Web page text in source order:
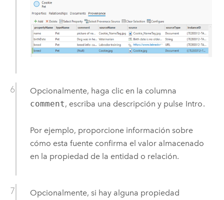
Opcionalmente, haga clic en la columna
comment, escriba una descripción y pulse Intro.
Por ejemplo, proporcione información sobre
cómo esta fuente confirma el valor almacenado
en la propiedad de la entidad o relación.
Opcionalmente, si hay alguna propiedad